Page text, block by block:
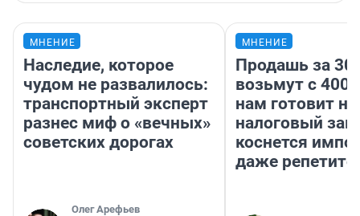
МНЕНИЕ
Наследие, которое
чудом не развалилось:
транспортный эксперт
разнес миф о «вечных»
советских дорогах
Олег Арефьев
МНЕНИЕ
Продашь за
возьмут с
нам готовит
налоговый
коснется
даже